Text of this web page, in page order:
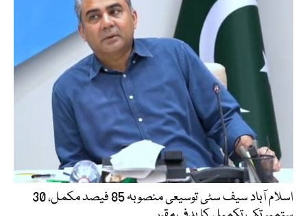
اسلام آباد سیف سٹی توسیعی منصوبہ 85 فیصد مکمل، 30